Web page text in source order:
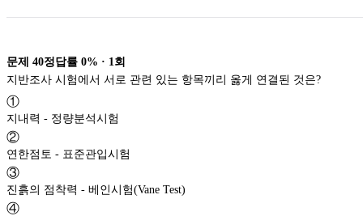
문제 40정답률 0% · 1 회
지반조사 시험에서 서로 관련 있는 항목끼리 옳게 연결된 것은?
①
지내력 - 정량분석시험
②
연한점토 - 표준관입시험
③
진흙의 점착력 - 베인시험(Vane Test)
④